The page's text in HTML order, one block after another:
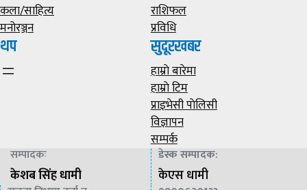
कला/साहित्य
मनोरञ्जन
राशिफल
प्रविधि
थप सुदूरखबर
हाम्राे बारेमा
हाम्राे टिम
प्राइभेसी पाेलिसी
विज्ञापन
सम्पर्क
सम्पादकः
केशब सिंह धामी
डेस्क सम्पादक:
केएस धामी